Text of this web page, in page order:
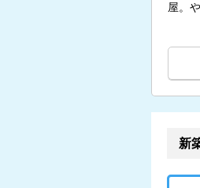
屋。
新